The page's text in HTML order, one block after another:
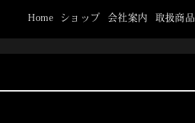
Home ショップ 会社案内 取扱商品